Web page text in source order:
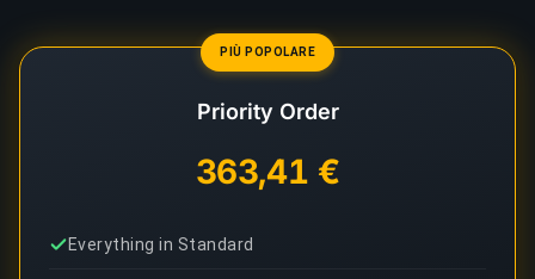
PIÙ POPOLARE
Priority Order
363,41 €
Everything in Standard